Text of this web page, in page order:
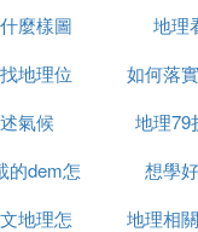
培養掌握地理學的
本理論與方針政策
學活動的技術能力。
麼樣圖
地理
地理位
如何落
氣候
地理79
的dem怎
想學
地理怎
地理相